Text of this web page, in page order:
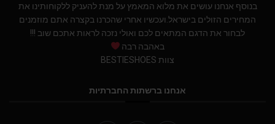
בנוסף אנחנו עושים את מלוא המאמץ על מנת להעניק ללקוחותינו את
המחירים הזולים בישראל.ועכשיו אחרי שהכרנו בקצרה אתם מוזמנים
לבחור את הדגם המתאים לכם ואולי נזכה לראות אתכם שוב !!!
באהבה רבה
צוות BESTIESHOES
אנחנו ברשתות החברתיות